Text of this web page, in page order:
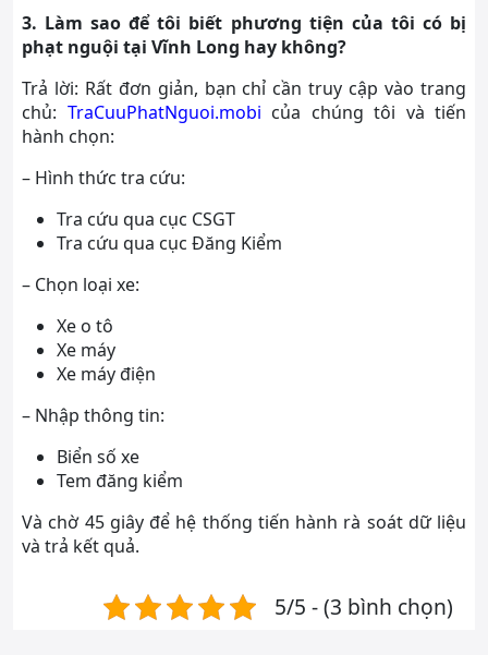
3. Làm sao để tôi biết phương tiện của tôi có bị
phạt nguội tại Vĩnh Long hay không?
Trả lời: Rất đơn giản, bạn chỉ cần truy cập vào trang
chủ: TraCuuPhatNguoi.mobi của chúng tôi và tiến
hành chọn:
– Hình thức tra cứu:
Tra cứu qua cục CSGT
Tra cứu qua cục Đăng Kiểm
– Chọn loại xe:
Xe o tô
Xe máy
Xe máy điện
– Nhập thông tin:
Biển số xe
Tem đăng kiểm
Và chờ 45 giây để hệ thống tiến hành rà soát dữ liệu
và trả kết quả.
5/5 - (3 bình chọn)